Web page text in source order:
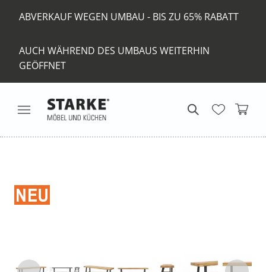
ABVERKAUF WEGEN UMBAU - BIS ZU 65% RABATT
AUCH WÄHREND DES UMBAUS WEITERHIN
GEÖFFNET